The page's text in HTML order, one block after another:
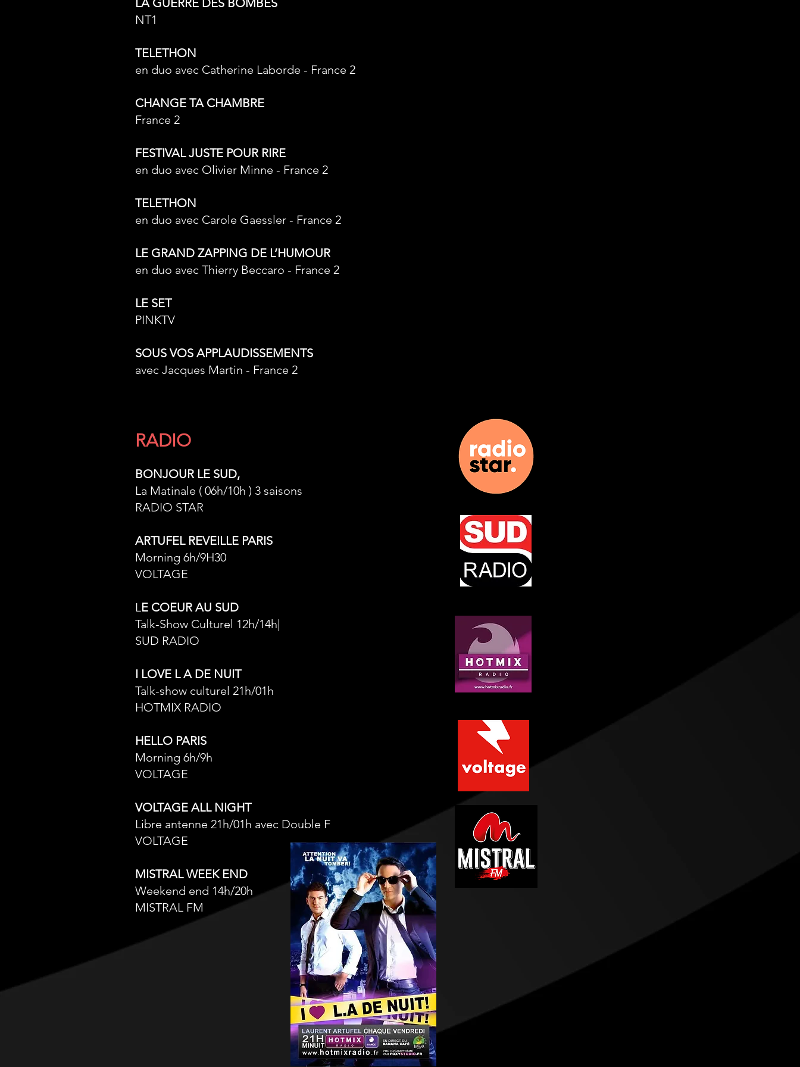
LA GUERRE DES BOMBES
NT1
TELETHON
en duo avec Catherine Laborde - France 2
CHANGE TA CHAMBRE
France 2
FESTIVAL JUSTE POUR RIRE
en duo avec Olivier Minne - France 2
TELETHON
en duo avec Carole Gaessler - France 2
LE GRAND ZAPPING DE L’HUMOUR
en duo avec Thierry Beccaro - France 2
LE SET
PINKTV
SOUS VOS APPLAUDISSEMENTS
avec Jacques Martin - France 2
RADIO
BONJOUR LE SUD,
La Matinale ( 06h/10h ) 3 saisons
RADIO STAR
ARTUFEL REVEILLE PARIS
Morning 6h/9H30
VOLTAGE
LE COEUR AU SUD
Talk-Show Culturel 12h/14h|
SUD RADIO
I LOVE L A DE NUIT
Talk-show culturel 21h/01h
HOTMIX RADIO
HELLO PARIS
Morning 6h/9h
VOLTAGE
VOLTAGE ALL NIGHT
Libre antenne 21h/01h avec Double F
VOLTAGE
MISTRAL WEEK END
Weekend end 14h/20h
MISTRAL FM